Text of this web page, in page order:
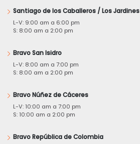
Santiago de los Caballeros / Los Jardines
L-V: 9:00 am a 6:00 pm
S: 8:00 am a 2:00 pm
Bravo San Isidro
L-V: 8:00 am a 7:00 pm
S: 8:00 am a 2:00 pm
Bravo Núñez de Cáceres
L-V: 10:00 am a 7:00 pm
S: 10:00 am a 2:00 pm
Bravo República de Colombia